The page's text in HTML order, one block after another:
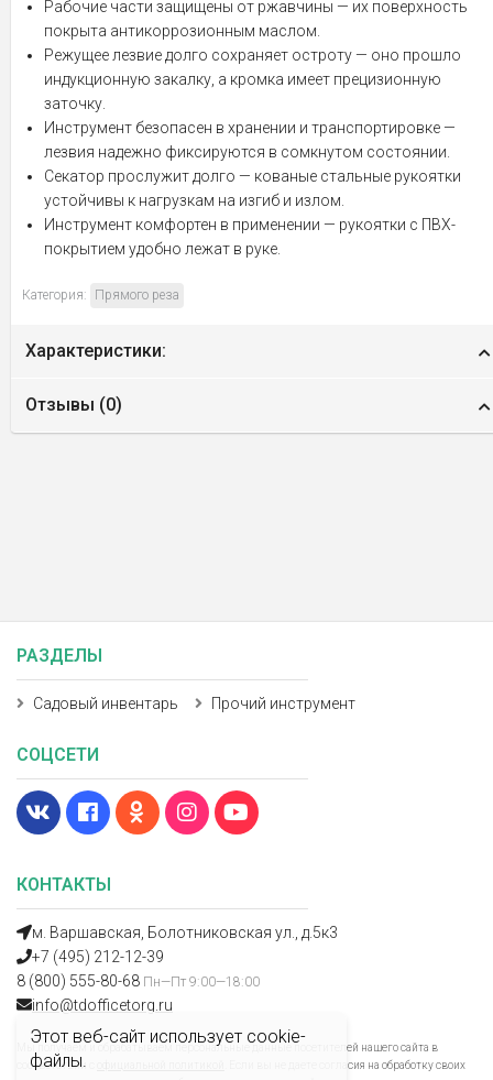
Этот веб-сайт использует cookie-
файлы.
Рабочие части защищены от ржавчины — их поверхность
покрыта антикоррозионным маслом.
Режущее лезвие долго сохраняет остроту — оно прошло
индукционную закалку, а кромка имеет прецизионную
заточку.
Инструмент безопасен в хранении и транспортировке —
лезвия надежно фиксируются в сомкнутом состоянии.
Секатор прослужит долго — кованые стальные рукоятки
устойчивы к нагрузкам на изгиб и излом.
Инструмент комфортен в применении — рукоятки с ПВХ-
покрытием удобно лежат в руке.
Категория: Прямого реза
Характеристики:
Отзывы (0)
КОНТАКТЫ
м. Варшавская, Болотниковская ул., д.5к3
+7 (495) 212-12-39
8 (800) 555-80-68 Пн—Пт 9:00—18:00
info@tdofficetorg.ru
Мы получаем и обрабатываем персональные данные посетителей нашего сайта в
соответствии с
. Если вы не даете согласия на обработку своих
РАЗДЕЛЫ
Садовый инвентарь Прочий инструмент
СОЦСЕТИ